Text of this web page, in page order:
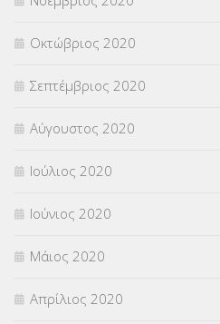
Οκτώβριος 2020
Σεπτέμβριος 2020
Αύγουστος 2020
Ιούλιος 2020
Ιούνιος 2020
Μάιος 2020
Απρίλιος 2020